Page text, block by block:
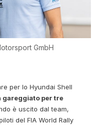
GmbH
per lo Hyundai Shell
gareggiato per tre
è uscito dal team,
del FIA World Rally